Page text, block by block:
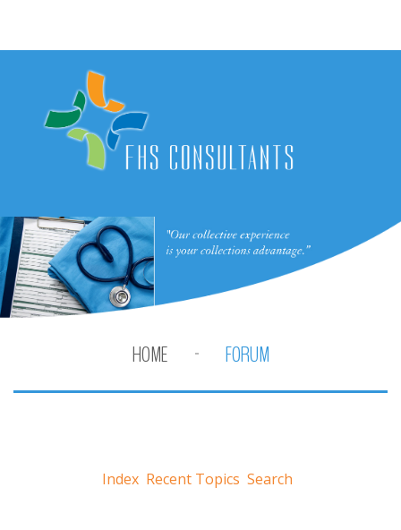
HOME FORUM
Index Recent Topics Search